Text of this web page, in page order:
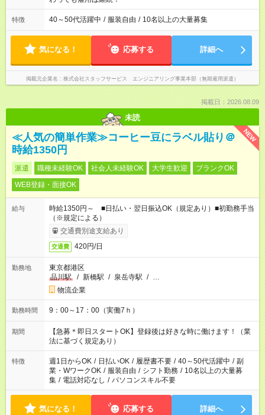
特徴 40～50代活躍中 / 服装自由 / 10名以上の大量募集
気になる！ 応募する 詳細へ
掲載元企業名 株式会社スタッフサービス エンジニアリング事業本部（無期雇用派遣）
掲載日：2026.08.09
未読
NEW
≪人気の簡単作業≫コーヒー豆にラベル貼り＠
時給1350円
派遣 職種未経験OK 社会人未経験OK 大学生歓迎
ブランクOK
WEB登録・面接OK
給与
時給1350円～ ■日払い・翌日振込OK（規定あり）■初勤務手当
（※規定による）
交通費別途支給あり
交通費 420円/日
勤務地
東京都港区
品川駅
/ 新橋駅 / 泉岳寺駅 / …
物流企業
勤務時間 9：00～17：00（実働7ｈ）
期間
【急募＊即日スタートOK】登録後は好きな時に働けます！（業
法に基づく規定あり）
特徴 週1日からOK / 日払いOK / 履歴書不要 / 40～50代活躍中 / 副
業・WワークOK / 服装自由 / シフト勤務 / 10名以上の大量募
集 / 電話対応なし / パソコンスキル不要
気になる！ 応募する 詳細へ